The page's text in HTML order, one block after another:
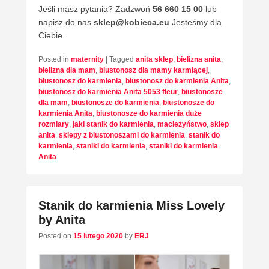
Jeśli masz pytania? Zadzwoń 56 660 15 00 lub
napisz do nas sklep@kobieca.eu Jesteśmy dla
Ciebie.
Posted in maternity | Tagged anita sklep bielizna anita
bielizna dla mam biustonosz dla mamy karmiącej
biustonosz do karmienia biustonosz do karmienia Anita
biustonosz do karmienia Anita 5053 fleur biustonosze
dla mam biustonosze do karmienia biustonosze do
karmienia Anita biustonosze do karmienia duże
rozmiary jaki stanik do karmienia macieżyństwo sklep
anita sklepy z biustonoszami do karmienia stanik do
karmienia staniki do karmienia staniki do karmienia
Anita
Stanik do karmienia Miss Lovely
by Anita
Posted on 15 lutego 2020 by ERJ